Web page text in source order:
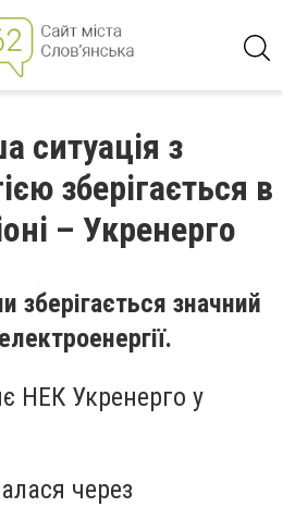
ситуація з
зберігається в
– Укренерго
зберігається значний
НЕК Укренерго у
через